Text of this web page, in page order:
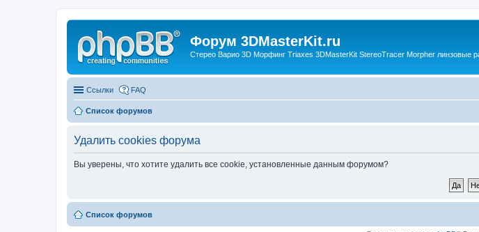
Форум 3DMasterKit.ru
Стерео Варио 3D Морфинг Triaxes 3DMasterKit StereoTracer Morpher линзовые
Ссылки FAQ
Список форумов
Удалить cookies форума
Вы уверены, что хотите удалить все cookie, установленные данным форумом?
Список форумов